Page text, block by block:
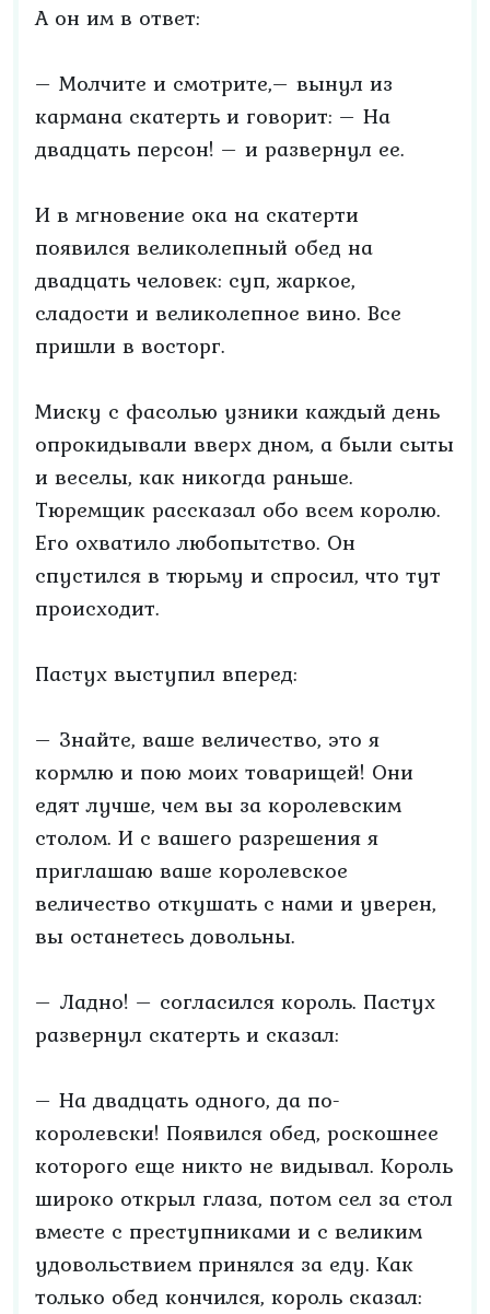
А он им в ответ:
– Молчите и смотрите,– вынул из
кармана скатерть и говорит: – На
двадцать персон! – и развернул ее.
И в мгновение ока на скатерти
появился великолепный обед на
двадцать человек: суп, жаркое,
сладости и великолепное вино. Все
пришли в восторг.
Миску с фасолью узники каждый день
опрокидывали вверх дном, а были сыты
и веселы, как никогда раньше.
Тюремщик рассказал обо всем королю.
Его охватило любопытство. Он
спустился в тюрьму и спросил, что тут
происходит.
Пастух выступил вперед:
– Знайте, ваше величество, это я
кормлю и пою моих товарищей! Они
едят лучше, чем вы за королевским
столом. И с вашего разрешения я
приглашаю ваше королевское
величество откушать с нами и уверен,
вы останетесь довольны.
– Ладно! – согласился король. Пастух
развернул скатерть и сказал:
– На двадцать одного, да по-
королевски! Появился обед, роскошнее
которого еще никто не видывал. Король
широко открыл глаза, потом сел за стол
вместе с преступниками и с великим
удовольствием принялся за еду. Как
только обед кончился, король сказал: